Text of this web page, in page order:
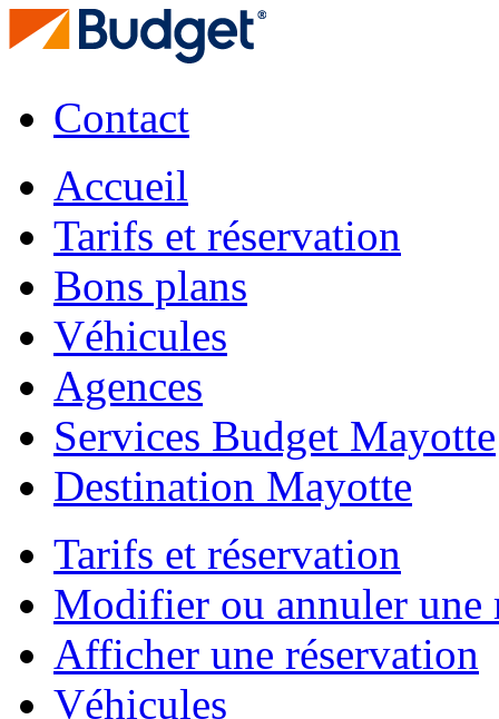
Contact
Accueil
Tarifs et réservation
Bons plans
Véhicules
Agences
Services Budget Mayotte
Destination Mayotte
Tarifs et réservation
Modifier ou annuler une
Afficher une réservation
Véhicules